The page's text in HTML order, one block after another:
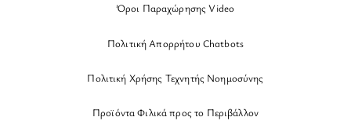
Όροι Παραχώρησης Video
Πολιτική Απορρήτου Chatbots
Πολιτική Χρήσης Τεχνητής Νοημοσύνης
Προϊόντα Φιλικά προς το Περιβάλλον